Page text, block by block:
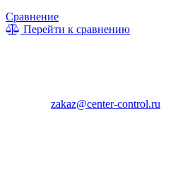
Сравнение
Перейти к сравнению
zakaz@center-control.ru